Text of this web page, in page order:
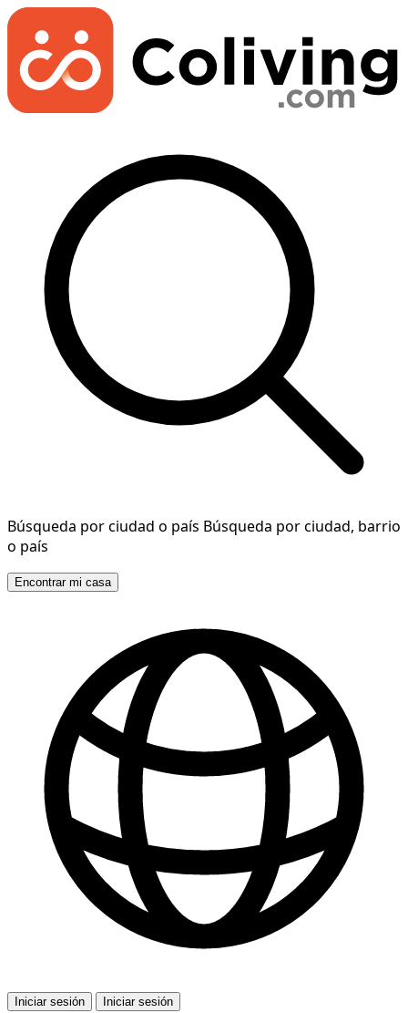
Búsqueda por ciudad o país Búsqueda por ciudad, barrio
o país
Encontrar mi casa
Iniciar sesión
Iniciar sesión